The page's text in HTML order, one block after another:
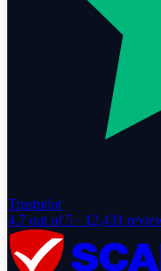
Trustpilot
4.7 out of 5 · 12,431